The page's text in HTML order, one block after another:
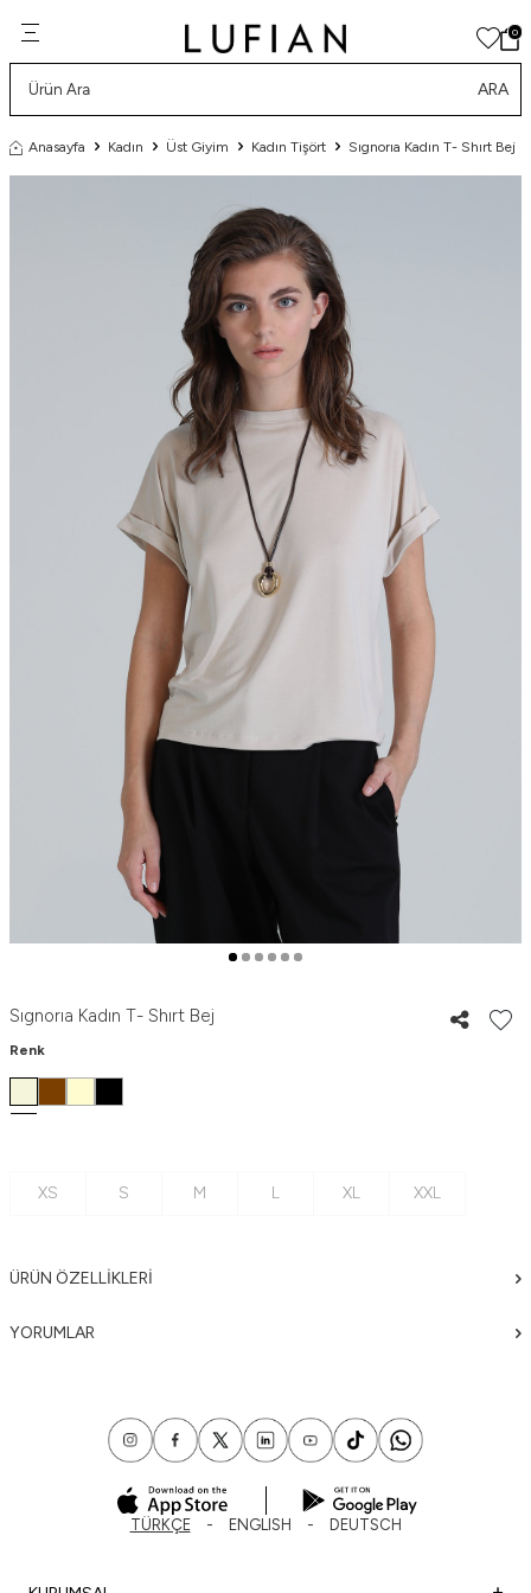
0
ARA
Anasayfa Kadın Üst Giyim Kadın Tişört Sıgnorıa Kadın T- Shırt Bej
Sıgnorıa Kadın T- Shırt Bej
Renk
XS S M L XL XXL
ÜRÜN ÖZELLIKLERI
YORUMLAR
TÜRKÇE ENGLISH DEUTSCH